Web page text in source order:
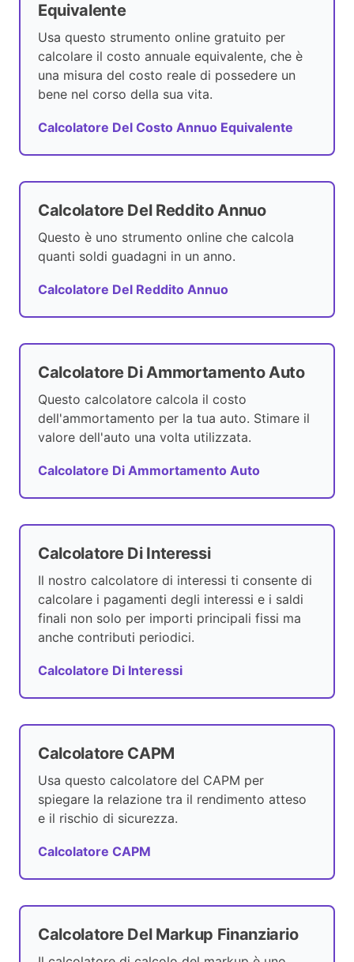
Equivalente
Usa questo strumento online gratuito per
calcolare il costo annuale equivalente, che è
una misura del costo reale di possedere un
bene nel corso della sua vita.
Calcolatore Del Costo Annuo Equivalente
Calcolatore Del Reddito Annuo
Questo è uno strumento online che calcola
quanti soldi guadagni in un anno.
Calcolatore Del Reddito Annuo
Calcolatore Di Ammortamento Auto
Questo calcolatore calcola il costo
dell'ammortamento per la tua auto. Stimare il
valore dell'auto una volta utilizzata.
Calcolatore Di Ammortamento Auto
Calcolatore Di Interessi
Il nostro calcolatore di interessi ti consente di
calcolare i pagamenti degli interessi e i saldi
finali non solo per importi principali fissi ma
anche contributi periodici.
Calcolatore Di Interessi
Calcolatore CAPM
Usa questo calcolatore del CAPM per
spiegare la relazione tra il rendimento atteso
e il rischio di sicurezza.
Calcolatore CAPM
Calcolatore Del Markup Finanziario